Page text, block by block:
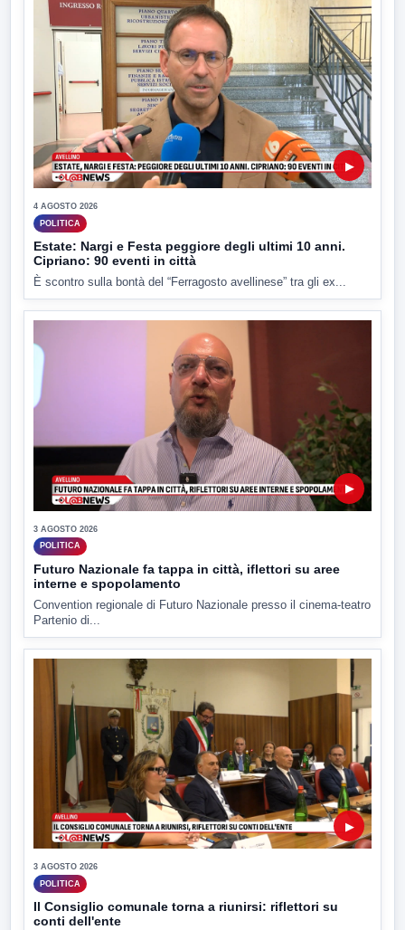
▶
4 AGOSTO 2026
POLITICA
Estate: Nargi e Festa peggiore degli ultimi 10 anni.
Cipriano: 90 eventi in città
È scontro sulla bontà del “Ferragosto avellinese” tra gli ex...
▶
3 AGOSTO 2026
POLITICA
Futuro Nazionale fa tappa in città, iflettori su aree
interne e spopolamento
Convention regionale di Futuro Nazionale presso il cinema-teatro
Partenio di...
▶
3 AGOSTO 2026
POLITICA
Il Consiglio comunale torna a riunirsi: riflettori su
conti dell'ente